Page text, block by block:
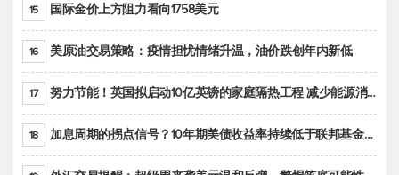
15 国际金价上方阻力看向1758美元
16 美原油交易策略：疫情担忧情绪升温，油价跌创年内新低
17 努力节能！英国拟启动10亿英镑的家庭隔热工程 减少能源消耗
18 加息周期的拐点信号？10年期美债收益率持续低于联邦基金利率目标区间